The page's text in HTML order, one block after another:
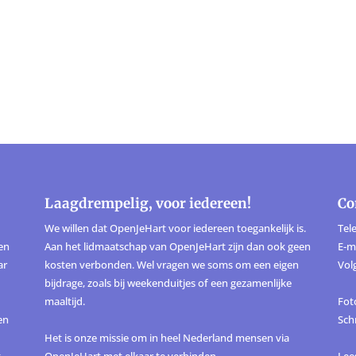
Laagdrempelig, voor iedereen!
We willen dat OpenJeHart voor iedereen toegankelijk is.
Aan het lidmaatschap van OpenJeHart zijn dan ook geen
kosten verbonden. Wel vragen we soms om een eigen
bijdrage, zoals bij weekenduitjes of een gezamenlijke
maaltijd.
Het is onze missie om in heel Nederland mensen via
E-